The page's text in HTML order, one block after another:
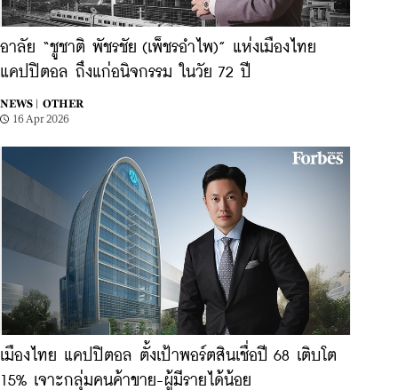
อาลัย “ชูชาติ พัชรชัย (เพ็ชรอำไพ)” แห่งเมืองไทย
แคปปิตอล ถึงแก่อนิจกรรม ในวัย 72 ปี
NEWS |
OTHER
16 Apr 2026
เมืองไทย แคปปิตอล ตั้งเป้าพอร์ตสินเชื่อปี 68 เติบโต
15% เจาะกลุ่มคนค้าขาย-ผู้มีรายได้น้อย